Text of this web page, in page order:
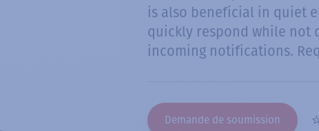
is also beneficial in quiet
quickly respond while not
incoming notifications.
Demande de soumission